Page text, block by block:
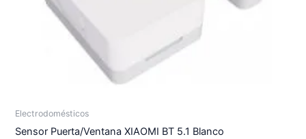
Electrodomésticos
Sensor Puerta/Ventana XIAOMI BT 5.1 Blanco